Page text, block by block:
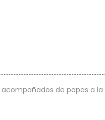
de papas a la